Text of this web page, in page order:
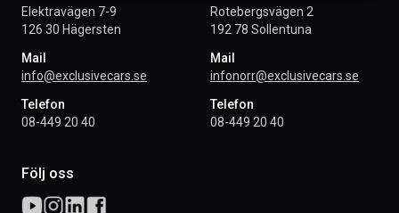
Elektravägen 7-9
126 30 Hägersten
Mail
info@exclusivecars.se
Telefon
08-449 20 40
Rotebergsvägen 2
192 78 Sollentuna
Mail
infonorr@exclusivecars.se
Telefon
08-449 20 40
Följ oss